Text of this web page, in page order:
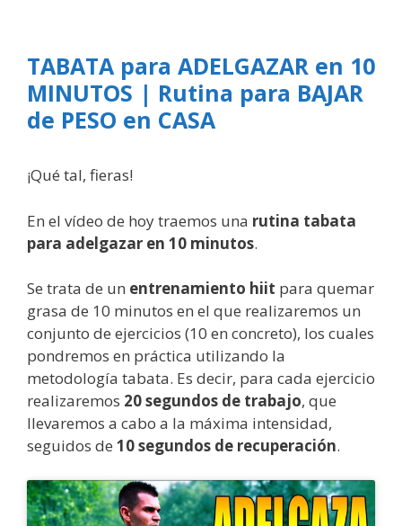
TABATA para ADELGAZAR en 10
MINUTOS | Rutina para BAJAR
de PESO en CASA
¡Qué tal, fieras!
En el vídeo de hoy traemos una rutina tabata
para adelgazar en 10 minutos.
Se trata de un entrenamiento hiit para quemar
grasa de 10 minutos en el que realizaremos un
conjunto de ejercicios (10 en concreto), los cuales
pondremos en práctica utilizando la
metodología tabata. Es decir, para cada ejercicio
realizaremos 20 segundos de trabajo, que
llevaremos a cabo a la máxima intensidad,
seguidos de 10 segundos de recuperación.